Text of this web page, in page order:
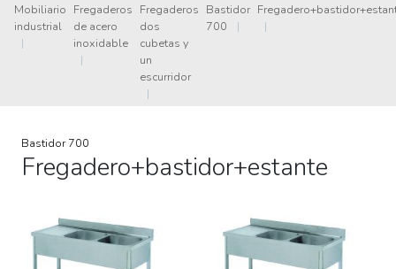
Mobiliario
industrial
|
Fregaderos
de acero
inoxidable
|
Fregaderos
dos
cubetas y
un
escurridor
|
Bastidor
700
|
|
Bastidor 700
Fregadero+bastidor+estante